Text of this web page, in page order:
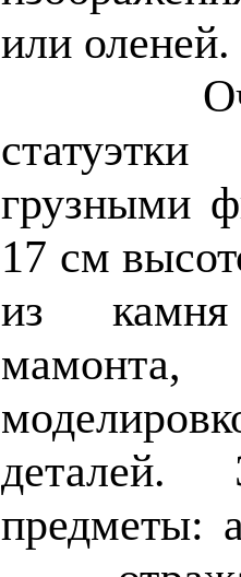
или оленей.
Очень
грузными
17 см
из
мамонта,
деталей.
предметы: